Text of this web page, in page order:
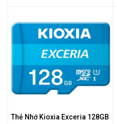
Thẻ Nhớ Kioxia Exceria 128GB